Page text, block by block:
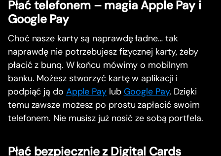
Płać telefonem – magia Apple Pay i
Google Pay
Choć nasze karty są naprawdę ładne… tak
naprawdę nie potrzebujesz fizycznej karty, żeby
płacić z bunq. W końcu mówimy o mobilnym
banku. Możesz stworzyć kartę w aplikacji i
podpiąć ją do Apple Paylub Google Pay. Dzięki
temu zawsze możesz po prostu zapłacić swoim
telefonem. Nie musisz już nosić ze sobą portfela.
Płać bezpiecznie z Digital Cards